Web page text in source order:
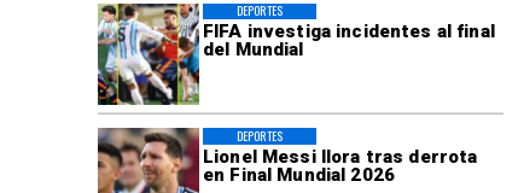
FIFA investiga incidentes al final
del Mundial
DEPORTES
Lionel Messi llora tras derrota
en Final Mundial 2026
DEPORTES